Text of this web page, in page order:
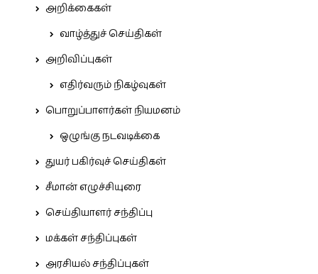
அறிக்கைகள்
வாழ்த்துச் செய்திகள்
அறிவிப்புகள்
எதிர்வரும் நிகழ்வுகள்
பொறுப்பாளர்கள் நியமனம்
ஒழுங்கு நடவடிக்கை
துயர் பகிர்வுச் செய்திகள்
சீமான் எழுச்சியுரை
செய்தியாளர் சந்திப்பு
மக்கள் சந்திப்புகள்
அரசியல் சந்திப்புகள்